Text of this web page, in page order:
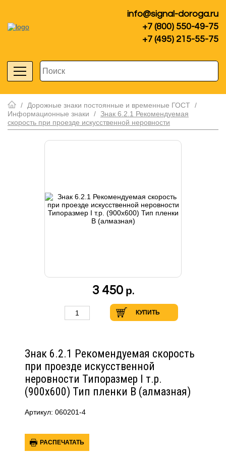
info@signal-doroga.ru
+7 (800) 550-49-75
+7 (495) 215-55-75
/ Дорожные знаки постоянные и временные ГОСТ /
Информационные знаки
/ Знак 6.2.1 Рекомендуемая
скорость при проезде искусственной неровности
Знак 6.2.1 Рекомендуемая скорость
при проезде искусственной
неровности Типоразмер I т.р.
(900х600) Тип пленки В (алмазная)
Артикул: 060201-4
РАСПЕЧАТАТЬ
3 450 р.
КУПИТЬ